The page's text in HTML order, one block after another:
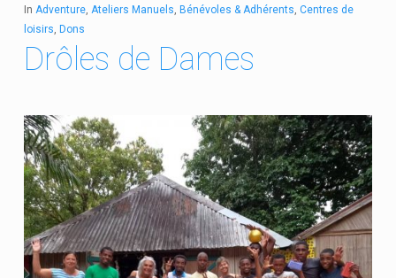
In Adventure, Ateliers Manuels, Bénévoles & Adhérents, Centres de
loisirs, Dons
Drôles de Dames